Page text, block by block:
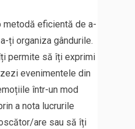
metodă eficientă de a-
ți organiza gândurile.
permite să îți exprimi
evenimentele din
într-un mod
a nota lucrurile
are sau să îți